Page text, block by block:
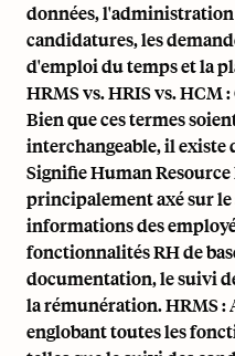
données, l'administration
candidatures, les
d'emploi du temps et la
HRMS vs. HRIS vs. HCM
Bien que ces termes
interchangeable, il existe
Signifie Human
principalement axé sur
informations des
fonctionnalités RH de
documentation, le suivi
la rémunération. HRMS :
englobant toutes les